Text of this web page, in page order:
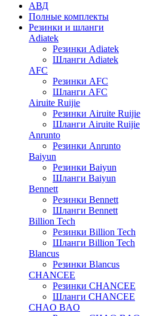
АВД
Полные комплекты
Резинки и шланги
Adiatek
Резинки Adiatek
Шланги Adiatek
AFC
Резинки AFC
Шланги AFC
Airuite Ruijie
Резинки Airuite Ruijie
Шланги Airuite Ruijie
Anrunto
Резинки Anrunto
Baiyun
Резинки Baiyun
Шланги Baiyun
Bennett
Резинки Bennett
Шланги Bennett
Billion Tech
Резинки Billion Tech
Шланги Billion Tech
Blancus
Резинки Blancus
CHANCEE
Резинки CHANCEE
Шланги CHANCEE
CHAO BAO